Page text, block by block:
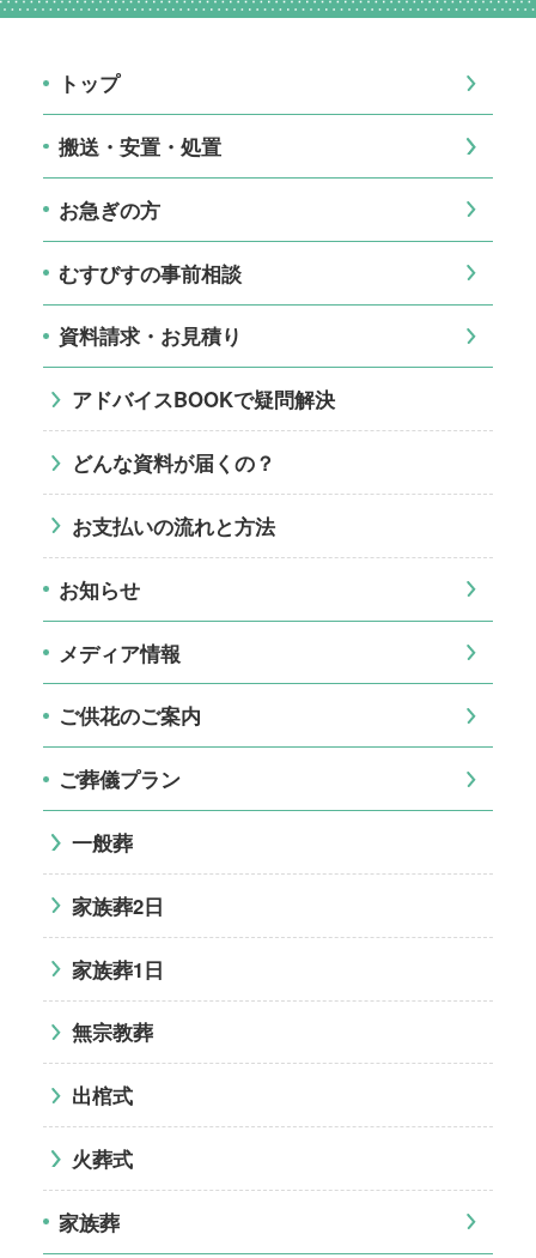
トップ
搬送・安置・処置
お急ぎの方
むすびすの事前相談
資料請求・お見積り
アドバイスBOOKで疑問解決
どんな資料が届くの？
お支払いの流れと方法
お知らせ
メディア情報
ご供花のご案内
ご葬儀プラン
一般葬
家族葬2日
家族葬1日
無宗教葬
出棺式
火葬式
家族葬